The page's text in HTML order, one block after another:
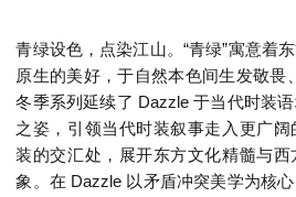
青绿设色，点染江山。“青绿”寓意着
原生的美好，于自然本色间生发敬畏
冬季系列延续了 Dazzle 于当代时装
之姿，引领当代时装叙事走入更广
装的交汇处，展开东方文化精髓与
象。在 Dazzle 以矛盾冲突美学为核